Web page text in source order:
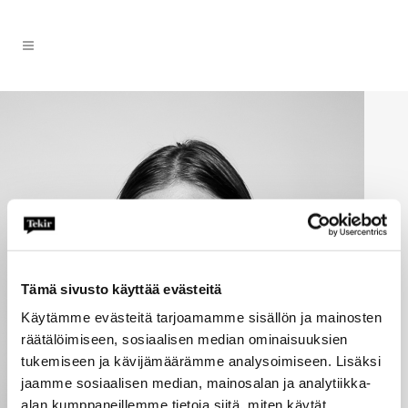
Tämä sivusto käyttää evästeitä
Käytämme evästeitä tarjoamamme sisällön ja mainosten
räätälöimiseen, sosiaalisen median ominaisuuksien
tukemiseen ja kävijämäärämme analysoimiseen. Lisäksi
jaamme sosiaalisen median, mainosalan ja analytiikka-
alan kumppaneillemme tietoja siitä, miten käytät